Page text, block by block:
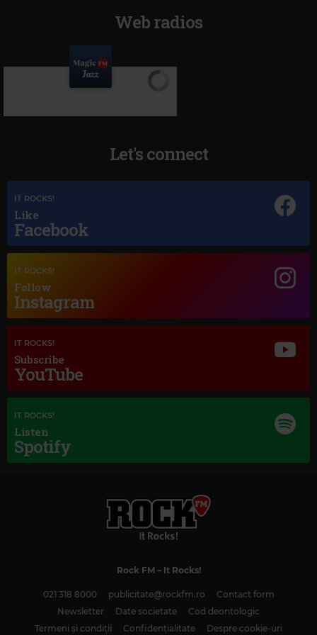
Web radios
Magic Classic Music
GIACOMO PUCCINI–TURANDOT, SC 91, ACT III: NESSUN DORMA
Let's connect
IT ROCKS!
Like
Facebook
IT ROCKS!
Follow
Instagram
IT ROCKS!
Subscribe
YouTube
IT ROCKS!
Listen
Spotify
Rock FM– It Rocks!
021 318 8000 publicitate@rockfm.ro
Contact form
Newsletter
Date societate
Cod deontologic
Termeni și condiții
Confidențialitate Despre cookie-uri